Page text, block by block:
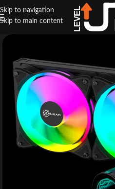
Skip to navigation
Skip to main content